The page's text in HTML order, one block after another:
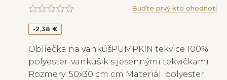
Buďte prvý kto ohodnotí
-2,38 €
Obliečka na vankúšPUMPKIN tekvice 100%
polyester-vankúšik s jesennými tekvičkami
Rozmery: 50x30 cm cm Materiál: polyester